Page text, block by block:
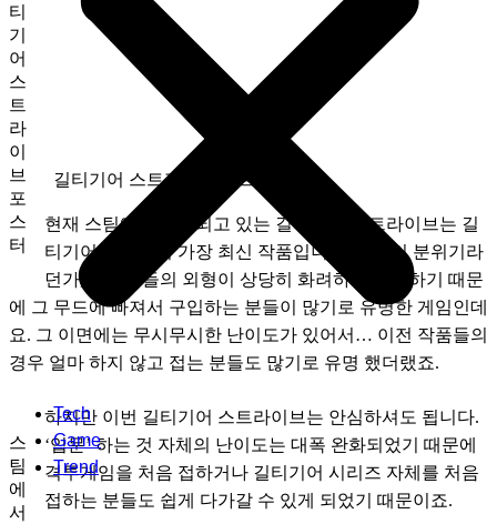
Tech
Game
Trend
티
기
어
스
트
라
이
브
포
스
터
길티기어 스트라이브 오프닝 무비
현재 스팀에서 판매되고 있는 길티기어 스트라이브는 길
티기어 시리즈의 가장 최신 작품입니다. 게임의 분위기라
던가, 캐릭터들의 외형이 상당히 화려하고 수려하기 때문
에 그 무드에 빠져서 구입하는 분들이 많기로 유명한 게임인데
요. 그 이면에는 무시무시한 난이도가 있어서… 이전 작품들의
경우 얼마 하지 않고 접는 분들도 많기로 유명 했더랬죠.
스
팀
에
서
하지만 이번 길티기어 스트라이브는 안심하셔도 됩니다.
‘입문’ 하는 것 자체의 난이도는 대폭 완화되었기 때문에
격투게임을 처음 접하거나 길티기어 시리즈 자체를 처음
접하는 분들도 쉽게 다가갈 수 있게 되었기 때문이죠.